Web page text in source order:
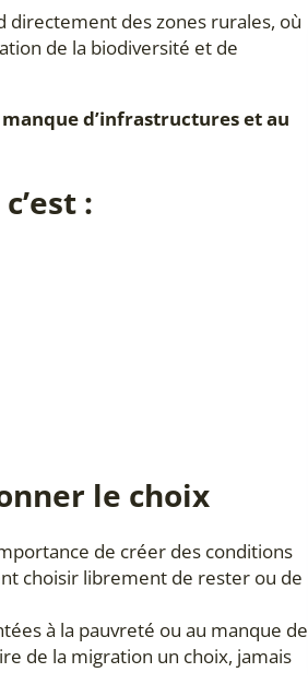
directement des zones rurales, où
de la biodiversité et de
d’infrastructures et au
:
le choix
de créer des conditions
choisir librement de rester ou de
à la pauvreté ou au manque de
de la migration un choix, jamais